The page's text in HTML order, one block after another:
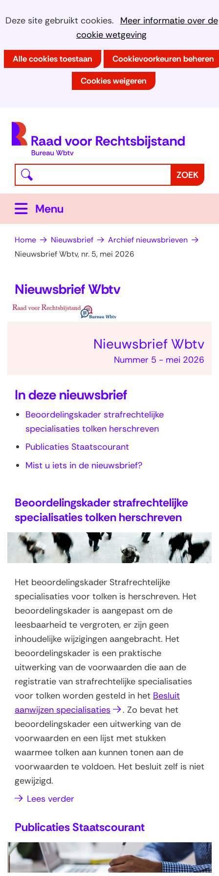
Cookies
Deze site gebruikt cookies.
Meer informatie over de
cookie wetgeving
Hier
het
gebruik
deze
website
worden
toegestaan
Alle cookies toestaan Cookievoorkeuren beheren
Cookies weigeren
naar
de
inhoud
Waar
bent
naar
op
zoek?
ZOEK
Menu
Home Nieuwsbrief
Archief nieuwsbrieven
Nieuwsbrief Wbtv, nr. 5, mei 2026
Nieuwsbrief Wbtv
Nieuwsbrief Wbtv
Nummer 5 - mei 2026
In deze nieuwsbrief
Beoordelingskader strafrechtelijke
specialisaties tolken herschreven
Publicaties Staatscourant
Mist u iets in de nieuwsbrief?
Beoordelingskader strafrechtelijke
specialisaties tolken herschreven
Het beoordelingskader Strafrechtelijke
specialisaties voor tolken is herschreven. Het
beoordelingskader is aangepast om de
leesbaarheid te vergroten, er zijn geen
inhoudelijke wijzigingen aangebracht. Het
beoordelingskader is een praktische
uitwerking van de voorwaarden die aan de
registratie van strafrechtelijke specialisaties
voor tolken worden gesteld in het Besluit
aanwijzen specialisaties (
o
p
e
n
n
u
. Zo bevat het
beoordelingskader een uitwerking van de
voorwaarden en een lijst met stukken
waarmee tolken aan kunnen tonen aan de
voorwaarden te voldoen. Het besluit zelf is niet
gewijzigd.
Lees verder
Publicaties Staatscourant